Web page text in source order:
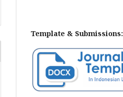
Template & Submissions: